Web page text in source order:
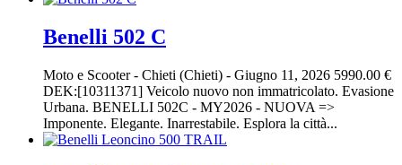
Benelli 502 C
Moto e Scooter- Chieti (Chieti) - Giugno 11, 2026 5990.00 €
DEK:[10311371] Veicolo nuovo non immatricolato. Evasione
Urbana. BENELLI 502C - MY2026 - NUOVA =>
Imponente. Elegante. Inarrestabile. Esplora la città...